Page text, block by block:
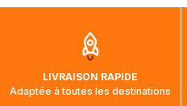
aura touché terre.
LIVRAISON RAPIDE
Adaptée à toutes les destinations